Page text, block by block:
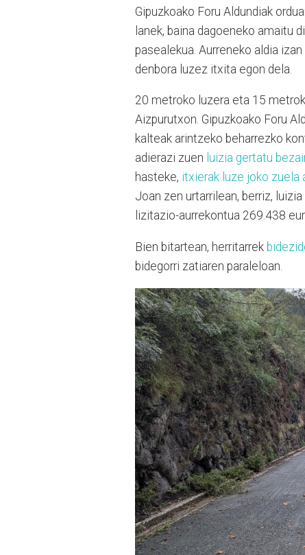
Gipuzkoako Foru Aldundiak
lanek, baina dagoeneko amaitu
pasealekua. Aurreneko aldia
denbora luzez itxita egon dela.
20 metroko luzera eta 15
Aizpurutxon. Gipuzkoako Foru
kalteak arintzeko beharrezko
adierazi zuen luizia gertatu
hasteke, itxierak luze joko zuela
Joan zen urtarrilean, berriz,
lizitazio-aurrekontua 269.438
Bien bitartean, herritarrek
bidegorri zatiaren paraleloan.